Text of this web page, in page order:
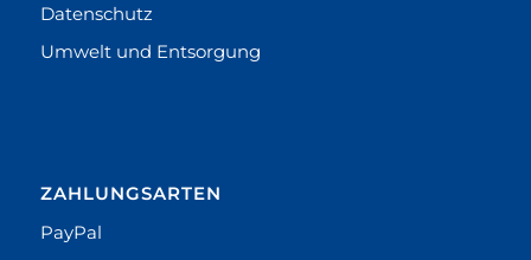
Datenschutz
Umwelt und Entsorgung
ZAHLUNGSARTEN
PayPal